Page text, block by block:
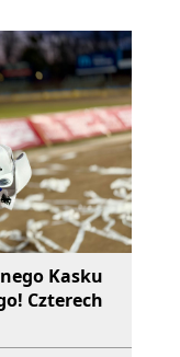
Kasku
Czterech